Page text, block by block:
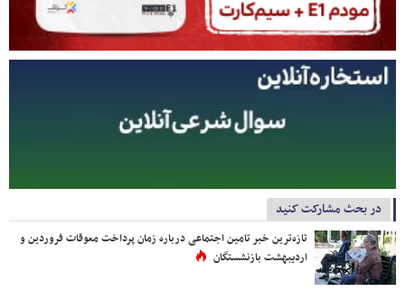
در بحث مشارکت کنید
تازه‌ترین خبر تامین اجتماعی درباره زمان پرداخت معوقات فروردین و
اردیبهشت بازنشستگان